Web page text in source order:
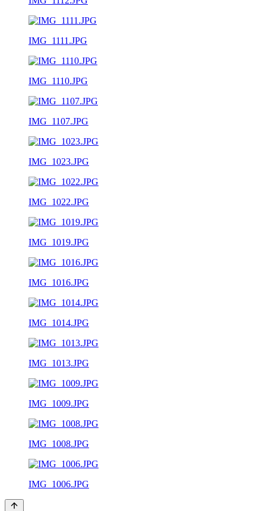
IMG_1111.JPG
IMG_1110.JPG
IMG_1107.JPG
IMG_1023.JPG
IMG_1022.JPG
IMG_1019.JPG
IMG_1016.JPG
IMG_1014.JPG
IMG_1013.JPG
IMG_1009.JPG
IMG_1008.JPG
IMG_1006.JPG